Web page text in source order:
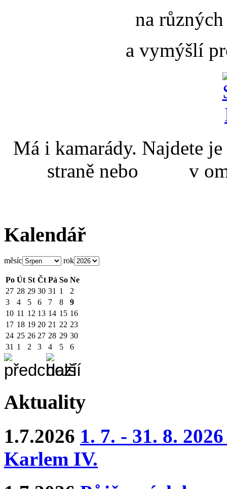
na
a vymýšlí
Má i kamarády.
straně nebo v
Kalendář
měsíc rok
Po Út St Čt Pá So Ne
27 28 29 30 31 1
2
3
4 5 6 7 8
9
10 11 12 13 14 15 16
17 18 19 20 21 22 23
24 25 26 27 28 29 30
31 1 2 3 4 5 6
Aktuality
1.7.2026 1. 7. - 31. 8.
Karlem IV.